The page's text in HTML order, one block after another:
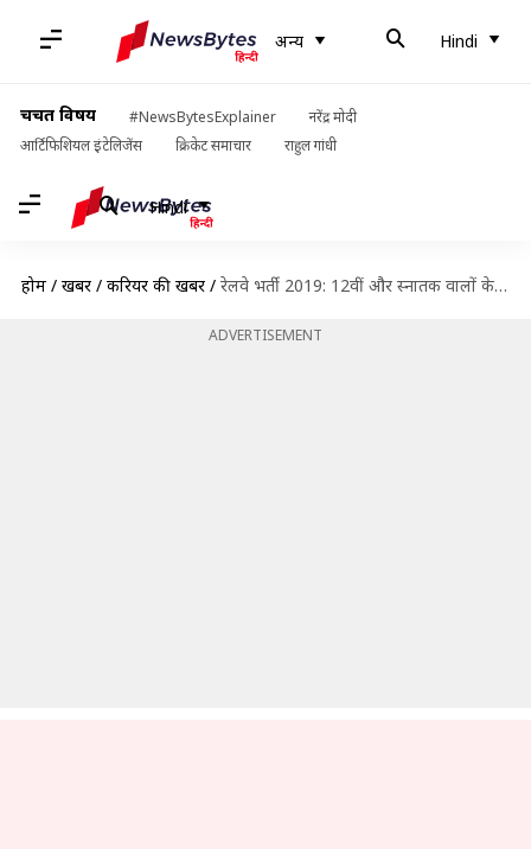
अन्य Hindi
चर्चित विषय #NewsBytesExplainer
नरेंद्र मोदी
आर्टिफिशियल इंटेलिजेंस
क्रिकेट समाचार राहुल गांधी
Hindi
होम / खबरें / करियर की खबरें / रेलवे भर्ती 2019: 12वीं और स्नातक वालों के लिए निकली भर्ती, जल्द करें आवेदन
ADVERTISEMENT